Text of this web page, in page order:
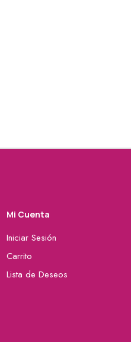
Mi Cuenta
Iniciar Sesión
Carrito
Lista de Deseos